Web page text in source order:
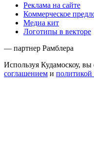
Реклама на сайте
Коммерческое
Медиа кит
Логотипы в векторе
— партнер Рамблера
Используя Кудамоскоу, вы
соглашением и политикой